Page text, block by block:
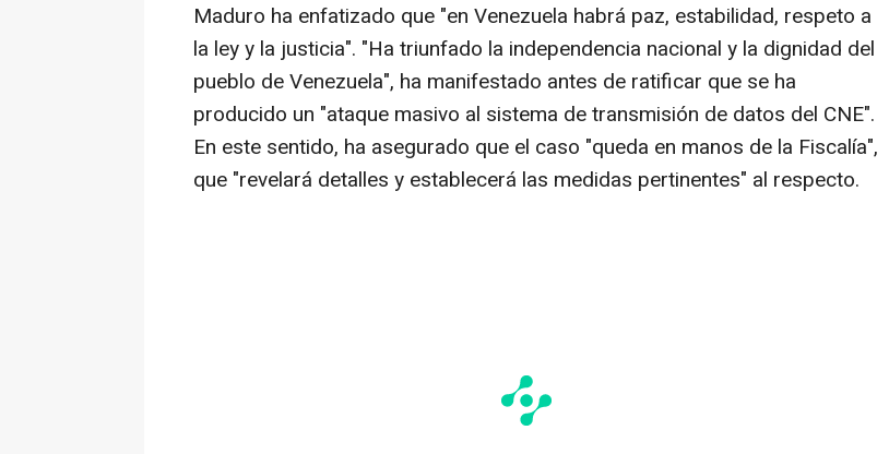
Maduro ha enfatizado que "en Venezuela habrá paz, estabilidad, respeto a
la ley y la justicia". "Ha triunfado la independencia nacional y la dignidad del
pueblo de Venezuela", ha manifestado antes de ratificar que se ha
producido un "ataque masivo al sistema de transmisión de datos del CNE".
En este sentido, ha asegurado que el caso "queda en manos de la Fiscalía",
que "revelará detalles y establecerá las medidas pertinentes" al respecto.